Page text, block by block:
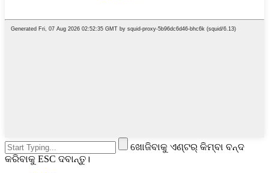
ଖୋଜିବାକୁ ଏଣ୍ଟର୍ କିମ୍ବା ବନ୍ଦ
କରିବାକୁ ESC ଦବାନ୍ତୁ।